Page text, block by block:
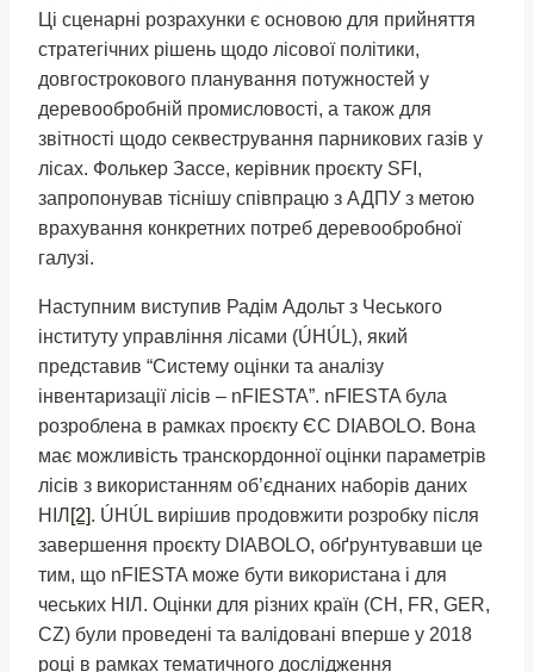
Ці сценарні розрахунки є основою для прийняття
стратегічних рішень щодо лісової політики,
довгострокового планування потужностей у
деревообробній промисловості, а також для
звітності щодо секвестрування парникових газів у
лісах. Фолькер Зассе, керівник проєкту SFI,
запропонував тіснішу співпрацю з АДПУ з метою
врахування конкретних потреб деревообробної
галузі.
Наступним виступив Радім Адольт з Чеського
інституту управління лісами (ÚHÚL), який
представив “Систему оцінки та аналізу
інвентаризації лісів – nFIESTA”. nFIESTA була
розроблена в рамках проєкту ЄС DIABOLO. Вона
має можливість транскордонної оцінки параметрів
лісів з використанням об’єднаних наборів даних
НІЛ [2] . ÚHÚL вирішив продовжити розробку після
завершення проєкту DIABOLO, обґрунтувавши це
тим, що nFIESTA може бути використана і для
чеських НІЛ. Оцінки для різних країн (CH, FR, GER,
CZ) були проведені та валідовані вперше у 2018
році в рамках тематичного дослідження